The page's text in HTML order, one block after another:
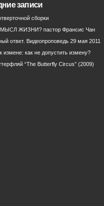
записи
сборки
ЖИЗНИ? пастор Франсис Чан
ответ. Видеопроповедь 29 мая 2011
измене: как не допустить измену?
“The Butterfly Circus” (2009)